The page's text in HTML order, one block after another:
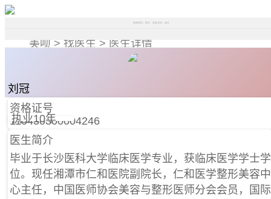
搜索医院、医生、美容项目、部位
美呗 > 找医生 > 医生详情
刘冠
医师
执业10年
资格证号
110430300004246
医生简介
毕业于长沙医科大学临床医学专业，获临床医学学士学
位。现任湘潭市仁和医院副院长，仁和医学整形美容中
心主任，中国医师协会美容与整形医师分会会员，国际